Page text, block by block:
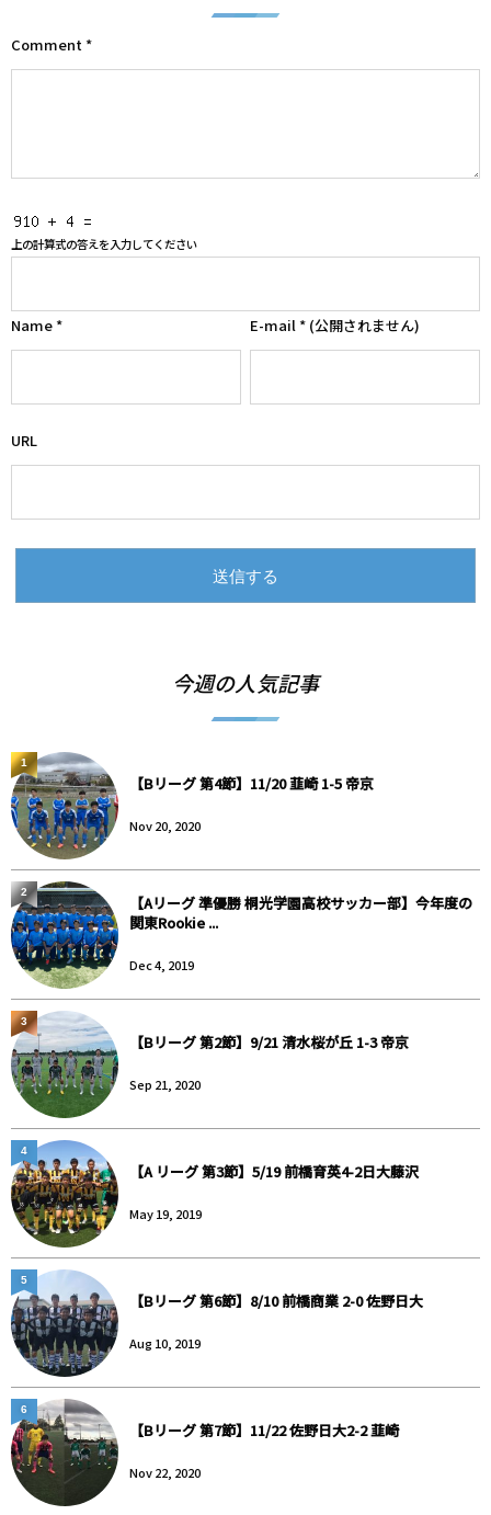
Comment*
上の計算式の答えを入力してください
Name* E-mail* (公開されません)
URL
今週の人気記事
【Bリーグ 第4節】11/20 韮崎 1-5 帝京
Nov 20, 2020
1
【Aリーグ 準優勝 桐光学園高校サッカー部】今年度の
関東Rookie ...
Dec 4, 2019
2
【Bリーグ 第2節】9/21 清水桜が丘 1-3 帝京
Sep 21, 2020
3
【A リーグ 第3節】5/19 前橋育英4-2日大藤沢
May 19, 2019
4
【Bリーグ 第6節】8/10 前橋商業 2-0 佐野日大
Aug 10, 2019
5
【Bリーグ 第7節】11/22 佐野日大2-2 韮崎
Nov 22, 2020
6